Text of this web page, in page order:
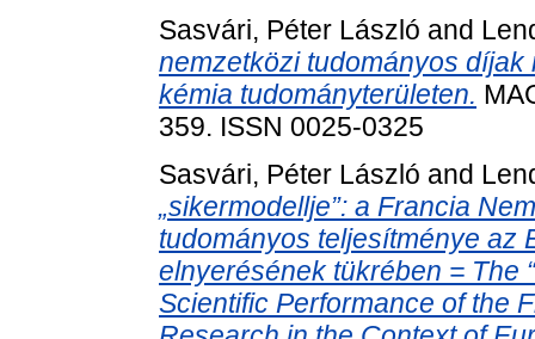
Sasvári, Péter László and
nemzetközi tudományos
kémia tudományterületen.
359. ISSN 0025-0325
Sasvári, Péter László and
„sikermodellje”: a Francia
tudományos teljesítménye az
elnyerésének tükrében = The
Scientific Performance of the